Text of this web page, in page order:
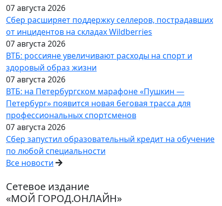
07 августа 2026
Сбер расширяет поддержку селлеров, пострадавших
от инцидентов на складах Wildberries
07 августа 2026
ВТБ: россияне увеличивают расходы на спорт и
здоровый образ жизни
07 августа 2026
ВТБ: на Петербургском марафоне «Пушкин —
Петербург» появится новая беговая трасса для
профессиональных спортсменов
07 августа 2026
Сбер запустил образовательный кредит на обучение
по любой специальности
Все новости
Сетевое издание
«МОЙ ГОРОД.ОНЛАЙН»